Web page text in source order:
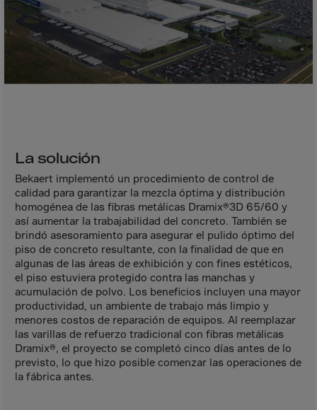
Botswana
Bouvet Island
Brazil
Brit.Ind.Oc.Ter
Bulgaria
Burkina-Faso
Burundi
Cambodia
Cameroon
Canada
Canary Islands
Cape Verdian
Cayman Islands
Centr.Afr.Rep.
La solución
Bekaert implementó un procedimiento de control de
calidad para garantizar la mezcla óptima y distribución
homogénea de las fibras metálicas Dramix®3D 65/60 y
así aumentar la trabajabilidad del concreto. También se
brindó asesoramiento para asegurar el pulido óptimo del
piso de concreto resultante, con la finalidad de que en
algunas de las áreas de exhibición y con fines estéticos,
el piso estuviera protegido contra las manchas y
acumulación de polvo. Los beneficios incluyen una mayor
productividad, un ambiente de trabajo más limpio y
menores costos de reparación de equipos. Al reemplazar
las varillas de refuerzo tradicional con fibras metálicas
Dramix®, el proyecto se completó cinco días antes de lo
previsto, lo que hizo posible comenzar las operaciones de
la fábrica antes.